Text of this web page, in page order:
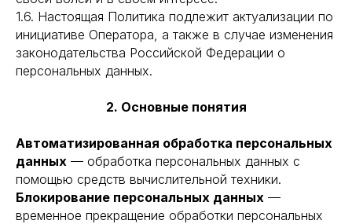
1.6. Настоящая Политика подлежит актуализации по
инициативе Оператора, а также в случае изменения
законодательства Российской Федерации о
персональных данных.
2. Основные понятия
Автоматизированная обработка персональных
данных — обработка персональных данных с
помощью средств вычислительной техники.
Блокирование персональных данных —
временное прекращение обработки персональных